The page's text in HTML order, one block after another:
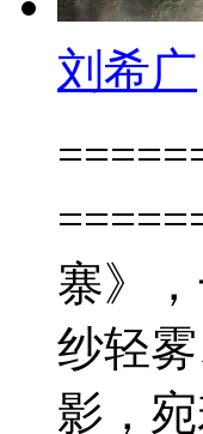
刘希广
寨》
纱轻
影，